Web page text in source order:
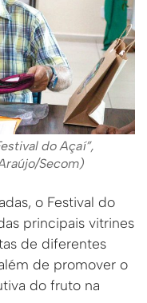
do Açaí”,
Secom)
o Festival do
principais vitrines
de diferentes
de promover o
do fruto na